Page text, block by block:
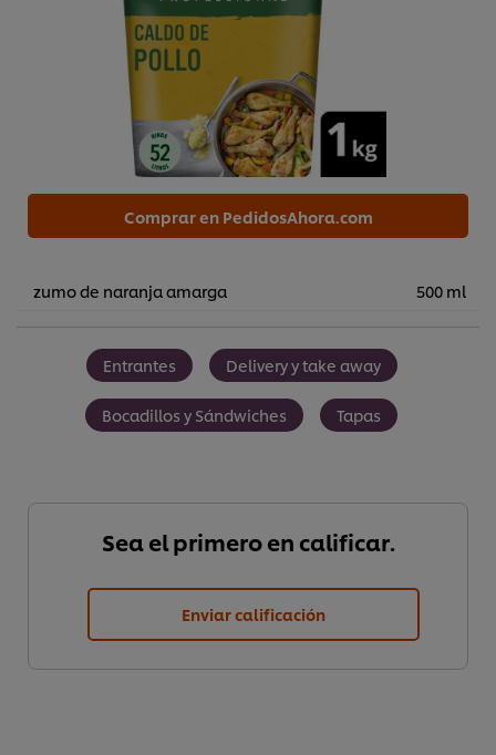
Comprar en PedidosAhora.com
zumo de naranja amarga 500 ml
Entrantes Delivery y take away
Bocadillos y Sándwiches Tapas
Sea el primero en calificar.
Enviar calificación